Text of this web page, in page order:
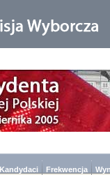
Kandydaci Frekwencja